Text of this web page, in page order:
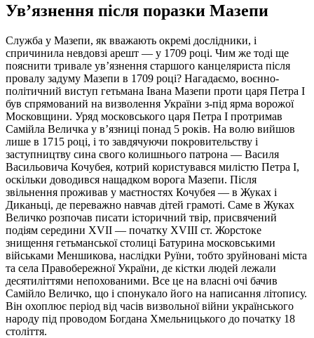
Ув’язнення після поразки Мазепи
Служба у Мазепи, як вважають окремі дослідники, і
спричинила невдовзі арешт — у 1709 році. Чим же тоді ще
пояснити тривале ув’язнення старшого канцеляриста після
провалу задуму Мазепи в 1709 році? Нагадаємо, воєнно-
політичний виступ гетьмана Івана Мазепи проти царя Петра I
був спрямований на визволення України з-під ярма ворожої
Московщини. Уряд московського царя Петра I протримав
Самійла Величка у в’язниці понад 5 років. На волю вийшов
лише в 1715 році, і то завдячуючи покровительству і
заступництву сина свого колишнього патрона — Василя
Васильовича Кочубея, котрий користувався милістю Петра І,
оскільки доводився нащадком ворога Мазепи. Після
звільнення проживав у маєтностях Кочубея — в Жуках і
Диканьці, де переважно навчав дітей грамоті. Саме в Жуках
Величко розпочав писати історичний твір, присвячений
подіям середини XVII — початку ХVІІІ ст. Жорстоке
знищення гетьманської столиці Батурина московськими
військами Меншикова, наслідки Руїни, тобто зруйновані міста
та села Правобережної України, де кістки людей лежали
десятиліттями непохованими. Все це на власні очі бачив
Самійло Величко, що і спонукало його на написання літопису.
Він охоплює період від часів визвольної війни українського
народу під проводом Богдана Хмельницького до початку 18
століття.